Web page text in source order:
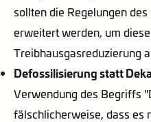
sollten die Regelungen
erweitert werden, um
Treibhausgasreduzierung
Defossilisierungstatt
Verwendung des Begriffs
fälschlicherweise, dass es